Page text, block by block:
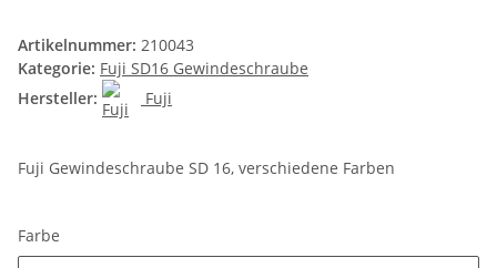
Artikelnummer: 210043
Kategorie: Fuji SD16 Gewindeschraube
Hersteller:
Fuji
Fuji Gewindeschraube SD 16, verschiedene Farben
Farbe